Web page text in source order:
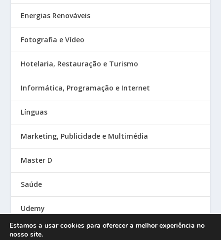
Energias Renováveis
Fotografia e Vídeo
Hotelaria, Restauração e Turismo
Informática, Programação e Internet
Línguas
Marketing, Publicidade e Multimédia
Master D
Saúde
Udemy
Estamos a usar cookies para oferecer a melhor experiência no
nosso site.